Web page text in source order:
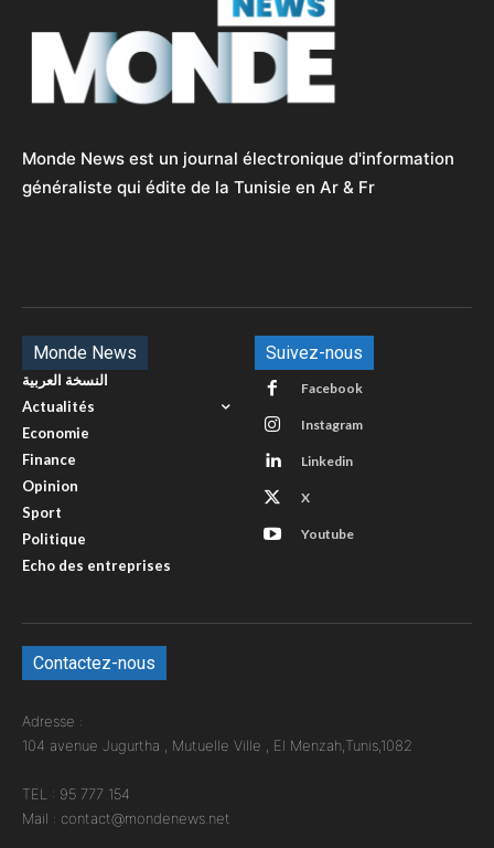
Monde News est un journal électronique d'information
généraliste qui édite de la Tunisie en Ar & Fr
Monde News
النسخة العربية
Actualités
Economie
Finance
Opinion
Sport
Politique
Echo des entreprises
Suivez-nous
Facebook
Instagram
Linkedin
X
Youtube
Contactez-nous
Adresse :
104 avenue Jugurtha , Mutuelle Ville , El Menzah,Tunis,1082
TEL : 95 777 154
Mail : contact@mondenews.net